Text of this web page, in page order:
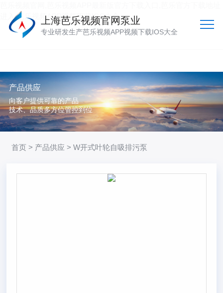
进入,芭乐视频APP视频下载IOS大全
上海芭乐视频官网泵业
专业研发生产芭乐视频APP视频下载IOS大全
产品供应
向客户提供可靠的产品
技术、品质多方位管控到位
首页 > 产品供应 > W开式叶轮自吸排污泵